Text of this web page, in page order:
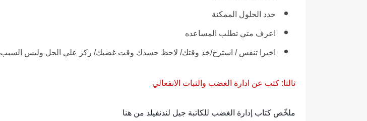
حدد الحلول الممكنة
اعرف متي تطلب المساعده
اخيرا تنفس / استرخ/خذ وقتك/ لاحظ جسدك وقت غضبك/ ركز علي الحل وليس السبب
ثالثا: كتب عن ادارة الغضب والثبات الانفعالي
ملخّص كتاب إدارة الغضب للكاتبة جيل لندنفيلد من هنا